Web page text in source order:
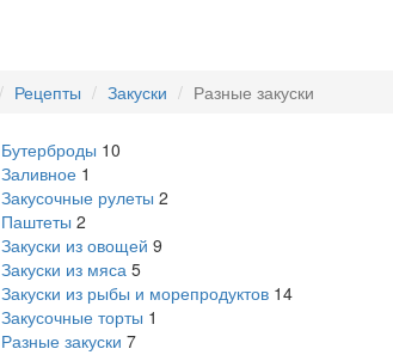
Рецепты Закуски Разные закуски
Бутерброды 10
Заливное 1
Закусочные рулеты 2
Паштеты 2
Закуски из овощей 9
Закуски из мяса 5
Закуски из рыбы и морепродуктов 14
Закусочные торты 1
Разные закуски 7